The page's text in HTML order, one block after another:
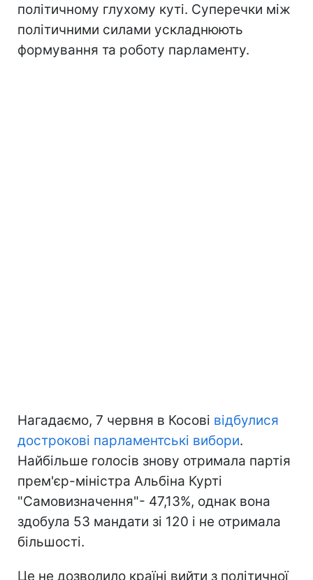
політичному глухому куті. Суперечки між
політичними силами ускладнюють
формування та роботу парламенту.
Нагадаємо, 7 червня в Косові відбулися
дострокові парламентські вибори.
Найбільше голосів знову отримала партія
прем'єр-міністра Альбіна Курті
"Самовизначення"- 47,13%, однак вона
здобула 53 мандати зі 120 і не отримала
більшості.
Це не дозволило країні вийти з політичної